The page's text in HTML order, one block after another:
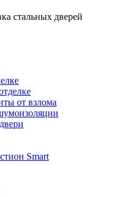
стальных дверей
от взлома
Smart